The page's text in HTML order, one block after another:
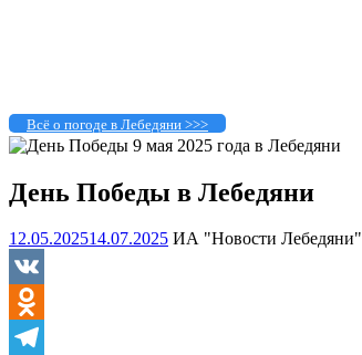
Всё о погоде в Лебедяни >>>
День Победы в Лебедяни
12.05.202514.07.2025 ИА "Новости Лебедяни"
VK
Odnoklassniki